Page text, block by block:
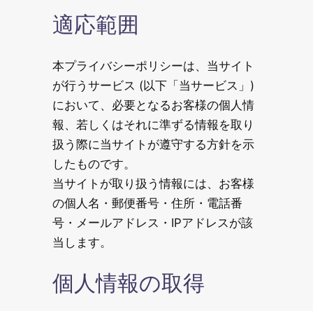
適応範囲
本プライバシーポリシーは、当サイト
が行うサービス (以下「当サービス」)
において、必要となるお客様の個人情
報、若しくはそれに準ずる情報を取り
扱う際に当サイトが遵守する方針を示
したものです。
当サイトが取り扱う情報には、お客様
の個人名・郵便番号・住所・電話番
号・メールアドレス・IPアドレスが該
当します。
個人情報の取得